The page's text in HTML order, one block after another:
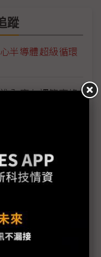
蹤
半導體超級循環
入庫存調節高峰
拉貨動能走疲
試端挑戰往前